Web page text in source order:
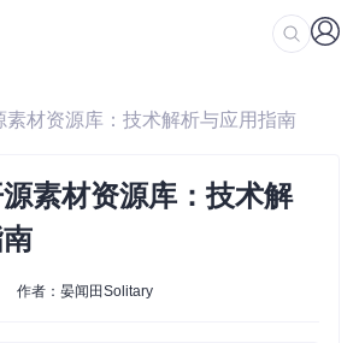
素材资源库：技术解析与应用指南
素材资源库：技术解
作者：晏闻田Solitary